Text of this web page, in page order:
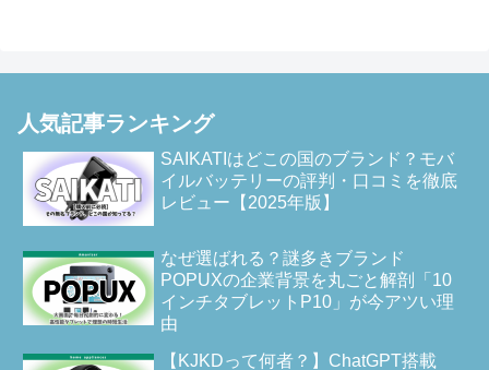
人気記事ランキング
SAIKATIはどこの国のブランド？モバ
イルバッテリーの評判・口コミを徹底
レビュー【2025年版】
なぜ選ばれる？謎多きブランド
POPUXの企業背景を丸ごと解剖「10
インチタブレットP10」が今アツい理
由
【KJKDって何者？】ChatGPT搭載